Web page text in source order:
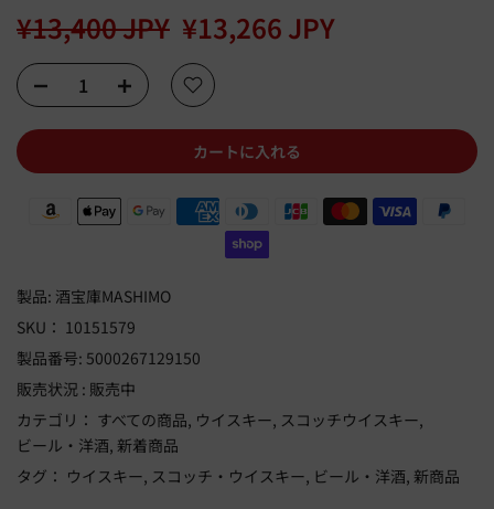
¥13,400 JPY ¥13,266 JPY
カートに入れる
製品: 酒宝庫MASHIMO
SKU： 10151579
製品番号: 5000267129150
販売状況 : 販売中
カテゴリ： すべての商品 ウイスキー スコッチウイスキー
ビール・洋酒 新着商品
タグ： ウイスキー スコッチ・ウイスキー ビール・洋酒 新商品